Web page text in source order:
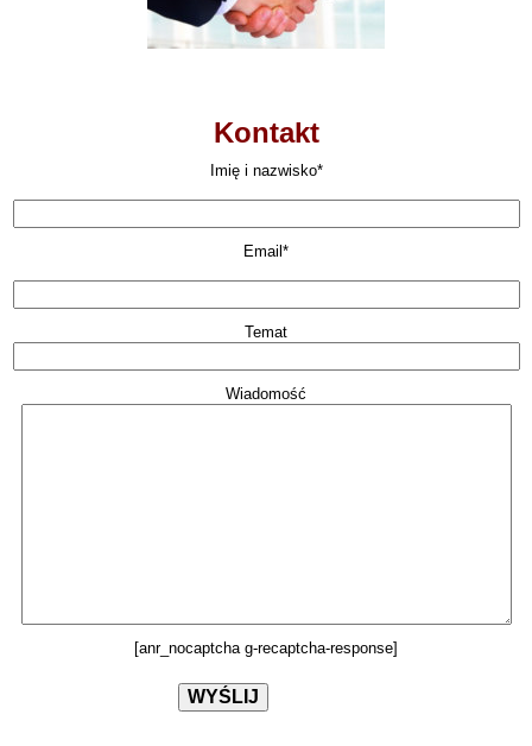
Kontakt
Imię i nazwisko*
Email*
Temat
Wiadomość
[anr_nocaptcha g-recaptcha-response]